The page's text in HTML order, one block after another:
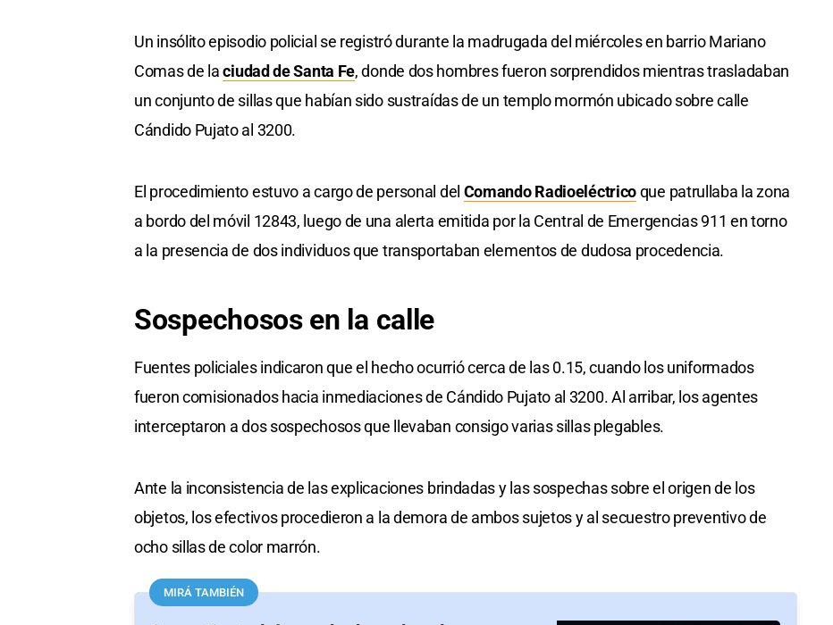
Un insólito episodio policial se registró durante la madrugada del miércoles en barrio Mariano
Comas de laciudad de Santa Fe, donde dos hombres fueron sorprendidos mientras trasladaban
un conjunto de sillas que habían sido sustraídas de un templo mormón ubicado sobre calle
Cándido Pujato al 3200.
El procedimiento estuvo a cargo de personal del Comando Radioeléctricoque patrullaba la zona
a bordo del móvil 12843, luego de una alerta emitida por la Central de Emergencias 911 en torno
a la presencia de dos individuos que transportaban elementos de dudosa procedencia.
Sospechosos en la calle
Fuentes policiales indicaron que el hecho ocurrió cerca de las 0.15, cuando los uniformados
fueron comisionados hacia inmediaciones de Cándido Pujato al 3200. Al arribar, los agentes
interceptaron a dos sospechosos que llevaban consigo varias sillas plegables.
Ante la inconsistencia de las explicaciones brindadas y las sospechas sobre el origen de los
objetos, los efectivos procedieron a la demora de ambos sujetos y al secuestro preventivo de
ocho sillas de color marrón.
MIRÁ TAMBIÉN